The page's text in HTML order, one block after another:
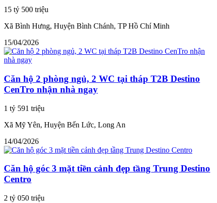
15 tỷ 500 triệu
Xã Bình Hưng, Huyện Bình Chánh, TP Hồ Chí Minh
15/04/2026
Căn hộ 2 phòng ngủ, 2 WC tại tháp T2B Destino
CenTro nhận nhà ngay
1 tỷ 591 triệu
Xã Mỹ Yên, Huyện Bến Lức, Long An
14/04/2026
Căn hộ góc 3 mặt tiền cảnh đẹp tầng Trung Destino
Centro
2 tỷ 050 triệu